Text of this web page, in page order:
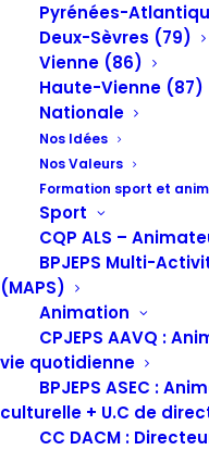
Pyrénées-
Deux-Sèvres (79)
Vienne (86)
Haute-Vienne (87)
Nationale
Nos Idées
Nos Valeurs
Formation sport et
Sport
CQP ALS –
BPJEPS Multi-
(MAPS)
Animation
CPJEPS AAVQ :
vie quotidienne
BPJEPS ASEC :
culturelle + U.C de
CC DACM :
Plus de 20
pour accompagner
différents événements
qui aura lieu à Bordeaux
Depuis 2018, la Ligue de
coordonne le projet«
donner du sens au code »
Nouvelle-Aquitaine, et